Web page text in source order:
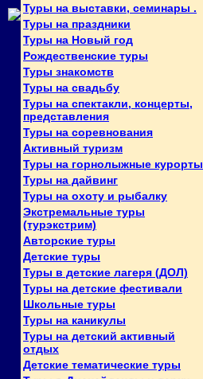
Туры на выставки, семинары .
Туры на праздники
Туры на Новый год
Рождественские туры
Туры знакомств
Туры на свадьбу
Туры на спектакли, концерты,
представления
Туры на соревнования
Активный туризм
Туры на горнолыжные курорты
Туры на дайвинг
Туры на охоту и рыбалку
Экстремальные туры
(турэкстрим)
Авторские туры
Детские туры
Туры в детские лагеря (ДОЛ)
Туры на детские фестивали
Школьные туры
Туры на каникулы
Туры на детский активный
отдых
Детские тематические туры